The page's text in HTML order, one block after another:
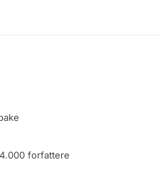
forfattere